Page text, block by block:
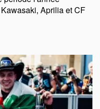
Aprilia et CF